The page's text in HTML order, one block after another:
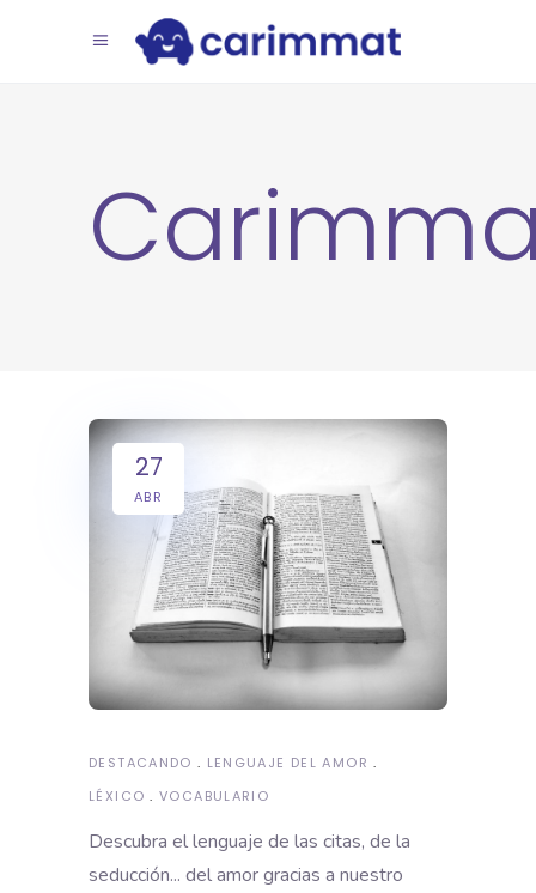
27
ABR
DESTACANDO
LENGUAJE DEL AMOR
LÉXICO
VOCABULARIO
Descubra el lenguaje de las citas, de la
seducción... del amor gracias a nuestro